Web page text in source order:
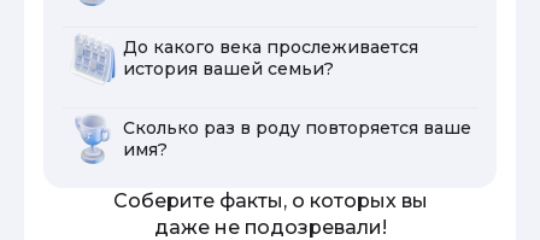
До какого века прослеживается
история вашей семьи?
Сколько раз в роду повторяется ваше
имя?
Соберите факты, о которых вы
даже не подозревали!